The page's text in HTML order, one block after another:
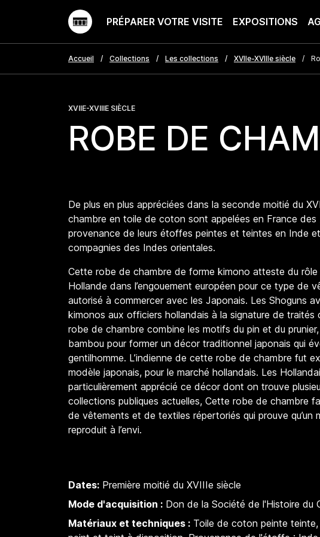
PRÉPARER VOTRE VISITE EXPOSITIONS
Accueil Collections Les collections XVIIe-XVIIIe siècle
XVIIE-XVIIIE SIÈCLE
ROBE DE
De plus en plus appréciées dans la seconde moitié du
chambre en toile de coton sont appelées en France des
provenance de leurs étoffes peintes et teintes en Inde
compagnies des Indes orientales.
Cette robe de chambre de forme kimono atteste du rôle
Hollande dans l’engouement européen pour ce type de
autorisé à commercer avec les Japonais. Les Shoguns
kimonos aux officiers hollandais à la signature de traités
robe de chambre combine les motifs du pin et du
bambou pour former un décor traditionnel japonais qui
gentilhomme. L’indienne de cette robe de chambre fut
modèle japonais, pour le marché hollandais. Les
particulièrement apprécié ce décor dont on trouve
collections publiques actuelles, Cette robe de chambre
de vêtements et de textiles répertoriés qui prouve qu’un
reproduit à l’envi.
Dates: Première moitié du XVIIIe siècle
Mode d'acquisition : Don de la Société de l'Histoire du
Matériaux et techniques : Toile de coton peinte